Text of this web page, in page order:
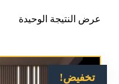
عرض النتيجة الوحيدة
تخفيض!